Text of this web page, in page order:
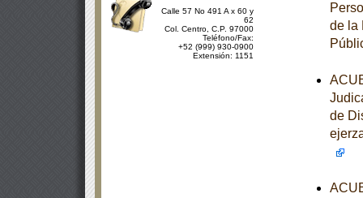
Calle 57 No 491 A x 60 y
62
Col. Centro, C.P. 97000
Teléfono/Fax:
+52 (999) 930-0900
Extensión: 1151
de la
de